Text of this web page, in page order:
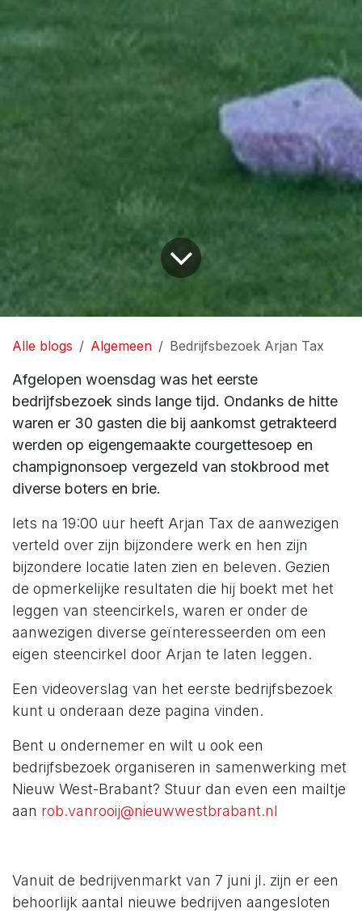
Alle blogs Algemeen Bedrijfsbezoek Arjan Tax
Afgelopen woensdag was het eerste
bedrijfsbezoek sinds lange tijd. Ondanks de hitte
waren er 30 gasten die bij aankomst getrakteerd
werden op eigengemaakte courgettesoep en
champignonsoep vergezeld van stokbrood met
diverse boters en brie.
Iets na 19:00 uur heeft Arjan Tax de aanwezigen
verteld over zijn bijzondere werk en hen zijn
bijzondere locatie laten zien en beleven. Gezien
de opmerkelijke resultaten die hij boekt met het
leggen van steencirkels, waren er onder de
aanwezigen diverse geïnteresseerden om een
eigen steencirkel door Arjan te laten leggen.
Een videoverslag van het eerste bedrijfsbezoek
kunt u onderaan deze pagina vinden.
Bent u ondernemer en wilt u ook een
bedrijfsbezoek organiseren in samenwerking met
Nieuw West-Brabant? Stuur dan even een mailtje
aan rob.vanrooij@nieuwwestbrabant.nl
Vanuit de bedrijvenmarkt van 7 juni jl. zijn er een
behoorlijk aantal nieuwe bedrijven aangesloten